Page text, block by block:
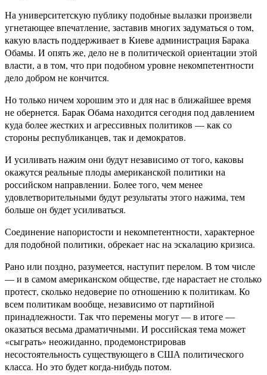
На университетскую публику подобные вылазки произвели
угнетающее впечатление, заставив многих задуматься о том,
какую власть поддерживает в Киеве администрация Барака
Обамы. И опять же, дело не в политической ориентации этой
власти, а в том, что при подобном уровне некомпетентности
дело добром не кончится.
Но только ничем хорошим это и для нас в ближайшее время
не обернется. Барак Обама находится сегодня под давлением
куда более жестких и агрессивных политиков — как со
стороны республиканцев, так и демократов.
И усиливать нажим они будут независимо от того, каковы
окажутся реальные плоды американской политики на
российском направлении. Более того, чем менее
удовлетворительными будут результаты этого нажима, тем
больше он будет усиливаться.
Соединение напористости и некомпетентности, характерное
для подобной политики, обрекает нас на эскалацию кризиса.
Рано или поздно, разумеется, наступит перелом. В том числе
— и в самом американском обществе, где нарастает не столько
протест, сколько недоверие по отношению к политикам. Ко
всем политикам вообще, независимо от партийной
принадлежности. Так что перемены могут — в итоге —
оказаться весьма драматичными. И российская тема может
«сыграть» неожиданно, продемонстрировав
несостоятельность существующего в США политического
класса. Но это будет когда-нибудь потом.